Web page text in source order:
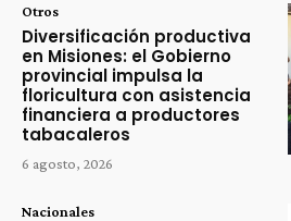
Otros
Diversificación productiva
en Misiones: el Gobierno
provincial impulsa la
floricultura con asistencia
financiera a productores
tabacaleros
6 agosto, 2026
Nacionales